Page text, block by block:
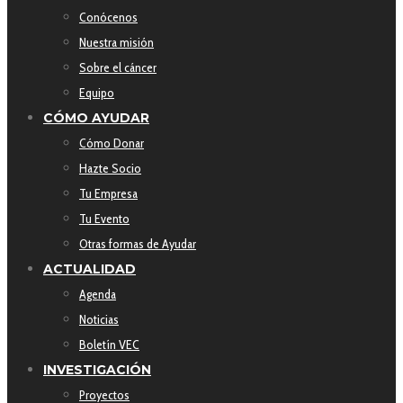
Conócenos
Nuestra misión
Sobre el cáncer
Equipo
CÓMO AYUDAR
Cómo Donar
Hazte Socio
Tu Empresa
Tu Evento
Otras formas de Ayudar
ACTUALIDAD
Agenda
Noticias
Boletín VEC
INVESTIGACIÓN
Proyectos